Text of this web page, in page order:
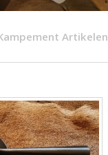
Artikelen